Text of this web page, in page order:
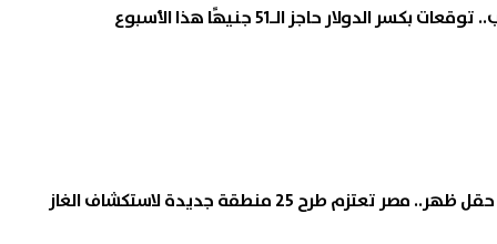
الدولار حاجز الـ51 جنيهًا هذا الأسبوع
طرح 25 منطقة جديدة لاستكشاف الغاز